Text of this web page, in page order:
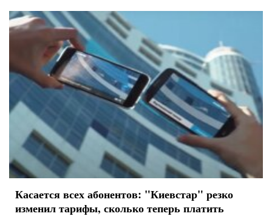
Касается всех абонентов: "Киевстар" резко
изменил тарифы, сколько теперь платить